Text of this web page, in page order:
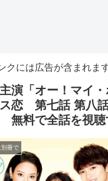
クには広告が含まれま
演「オー！マイ
恋 第七話 第八
無料で全話を視聴
別冊で